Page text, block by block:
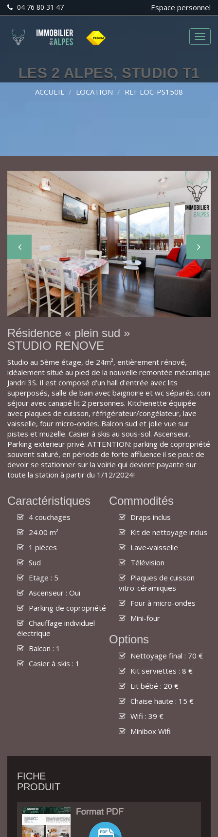
04 76 80 31 47 Espace personnel
Menu
LES 2 ALPES, STUDIO T1
ACCUEIL LOCATION REF LOC-PS1508
Résidence « plein sud »
STUDIO RENOVE
Studio au 5ème étage, de 24m², entièrement rénové,
idéalement situé au pied de la nouvelle remontée mécanique
Jandri 3S. Il est composé d'un hall d'entrée avec lits
superposés, salle de bain avec baignoire et wc séparés. coin
séjour avec canapé lit 2 personnes. Kitchenette équipée
avec plaques de cuisson, réfrigérateur/congélateur, lave
vaisselle, four micro-ondes. Balcon sud et jolie vue sur
pistes et muzelle. Casier à skis au sous-sol. Ascenseur.
Parking exterieur privé. ATTENTION: parking de copropriété
souvent saturé, en période de forte affluence il se peut de
devoir se stationner sur la voirie qui devient payante sur
toute la station à partir du 1/12/2024!
Caractéristiques
4 couchages
24.00 m²
1 pièces
Sud
Etage : 5
Ascenseur : Oui
Parking de copropriété
Chauffage individuel
électrique
Balcon : 1
Casier à skis : 1
Commodités
Draps inclus
Kit de nettoyage inclus
Lave-vaisselle
Télévision
Plaques de cuisson
vitro-céramiques
Four à micro-ondes
Mini-four
Options
Nettoyage final : 70 €
Kit serviettes : 8 €
Lit bébé : 20 €
Chaise haute : 15 €
Wifi : 39 €
Minibox Wifi
FICHE
PRODUIT